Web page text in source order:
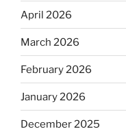
April 2026
March 2026
February 2026
January 2026
December 2025